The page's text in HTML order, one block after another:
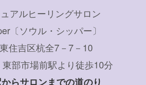
アルヒーリングサロン
〔ソウル・シッパー〕
住吉区杭全7－7－10
部市場前駅より徒歩10分
らサロンまでの道のり